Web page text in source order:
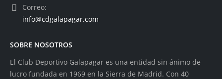
Correo:
info@cdgalapagar.com
SOBRE NOSOTROS
El Club Deportivo Galapagar es una entidad sin ánimo de
lucro fundada en 1969 en la Sierra de Madrid. Con 40